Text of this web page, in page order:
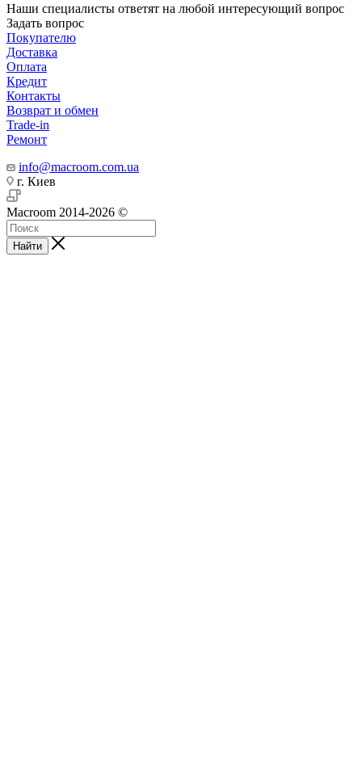
Наши специалисты ответят на любой интересующий вопрос
Задать вопрос
Покупателю
Доставка
Оплата
Кредит
Контакты
Возврат и обмен
Trade-in
Ремонт
info@macroom.com.ua
г. Киев
Macroom 2014-2026 ©
Найти